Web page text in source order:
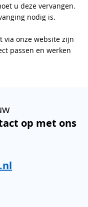
u deze vervangen.
nodig is.
onze website zijn
passen en werken
op met ons